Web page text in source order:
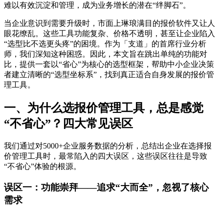
难以有效沉淀和管理，成为业务增长的潜在“绊脚石”。
当企业意识到需要升级时，市面上琳琅满目的报价软件又让人
眼花缭乱。这些工具功能复杂、价格不透明，甚至让企业陷入
“选型比不选更头疼”的困境。作为「支道」的首席行业分析
师，我们深知这种困惑。因此，本文旨在跳出单纯的功能对
比，提供一套以“省心”为核心的选型框架，帮助中小企业决策
者建立清晰的“选型坐标系”，找到真正适合自身发展的报价管
理工具。
一、为什么选报价管理工具，总是感觉
“不省心”？四大常见误区
我们通过对5000+企业服务数据的分析，总结出企业在选择报
价管理工具时，最常陷入的四大误区，这些误区往往是导致
“不省心”体验的根源。
误区一：功能崇拜——追求“大而全”，忽视了核心
需求